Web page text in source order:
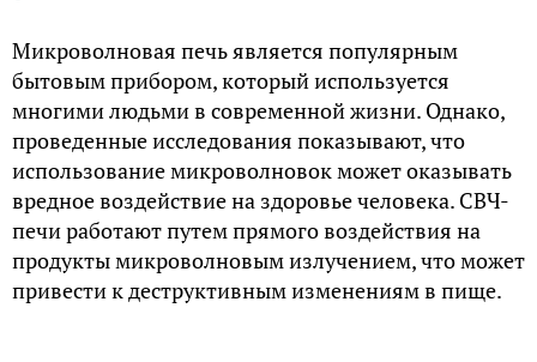
Микроволновая печь является популярным
бытовым прибором, который используется
многими людьми в современной жизни. Однако,
проведенные исследования показывают, что
использование микроволновок может оказывать
вредное воздействие на здоровье человека. СВЧ-
печи работают путем прямого воздействия на
продукты микроволновым излучением, что может
привести к деструктивным изменениям в пище.